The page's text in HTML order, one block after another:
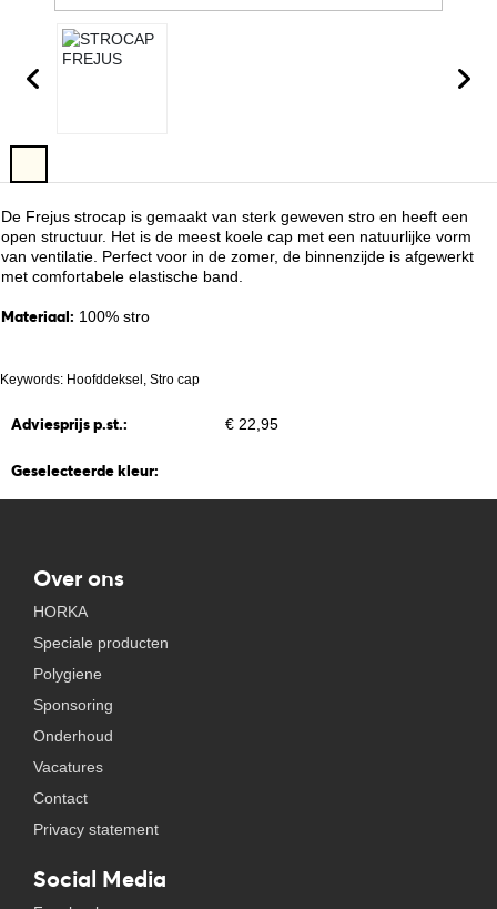
De Frejus strocap is gemaakt van sterk geweven stro en heeft een
open structuur. Het is de meest koele cap met een natuurlijke vorm
van ventilatie. Perfect voor in de zomer, de binnenzijde is afgewerkt
met comfortabele elastische band.
Materiaal: 100% stro
Keywords: Hoofddeksel, Stro cap
Adviesprijs p.st.: € 22,95
Geselecteerde kleur:
Over ons
HORKA
Speciale producten
Polygiene
Sponsoring
Onderhoud
Vacatures
Contact
Privacy statement
Social Media